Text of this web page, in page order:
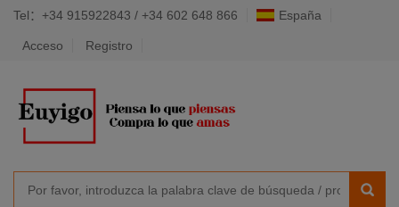
Tel：+34 915922843 / +34 602 648 866 España
Acceso Registro